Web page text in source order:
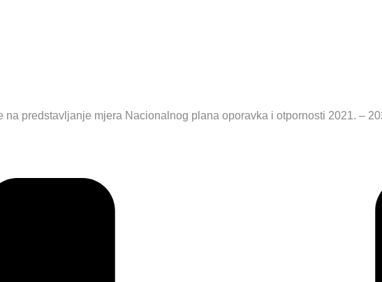
na predstavljanje mjera Nacionalnog plana oporavka i otpornosti 2021. –